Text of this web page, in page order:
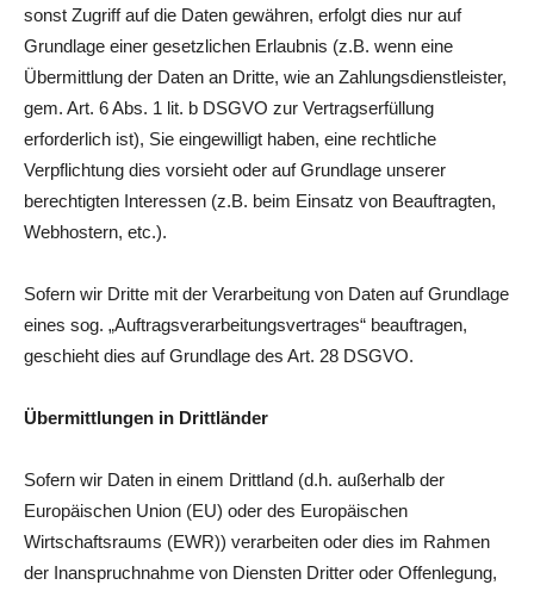
sonst Zugriff auf die Daten gewähren, erfolgt dies nur auf
Grundlage einer gesetzlichen Erlaubnis (z.B. wenn eine
Übermittlung der Daten an Dritte, wie an Zahlungsdienstleister,
gem. Art. 6 Abs. 1 lit. b DSGVO zur Vertragserfüllung
erforderlich ist), Sie eingewilligt haben, eine rechtliche
Verpflichtung dies vorsieht oder auf Grundlage unserer
berechtigten Interessen (z.B. beim Einsatz von Beauftragten,
Webhostern, etc.).
Sofern wir Dritte mit der Verarbeitung von Daten auf Grundlage
eines sog. „Auftragsverarbeitungsvertrages“ beauftragen,
geschieht dies auf Grundlage des Art. 28 DSGVO.
Übermittlungen in Drittländer
Sofern wir Daten in einem Drittland (d.h. außerhalb der
Europäischen Union (EU) oder des Europäischen
Wirtschaftsraums (EWR)) verarbeiten oder dies im Rahmen
der Inanspruchnahme von Diensten Dritter oder Offenlegung,